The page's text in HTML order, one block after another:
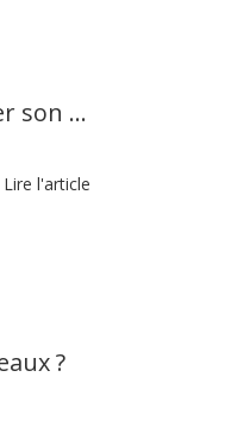
Les étapes indispensables pour bien hiverner son bateau
Lire l'article
?